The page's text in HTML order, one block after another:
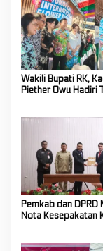
Wakili Bupati RK,
Piether Owu Hadiri
Pemkab dan DPRD
Nota Kesepakatan